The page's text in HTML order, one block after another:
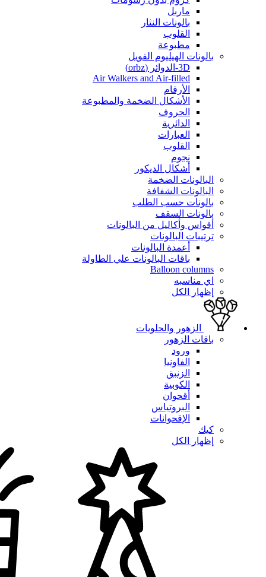
ماربل
بالونات النثار
القلوب
مطبوعة
بالونات الهيليوم الفويل
3D-الدوائر (orbz)
Air Walkers and Air-filled
الأرقام
الأشكال الضخمة والمطبوعة
الحروف
الدائرية
العبارات
القلوب
نجوم
أشكال الديكور
البالونات الضخمة
البالونات الشفافة
بالونات حسب الطلب
بالونات السقف
أقواس وأكاليل من البالونات
ترتيبات البالونات
أعمدة البالونات
باقات البالونات علي الطاولة
Balloon columns
اي مناسبه
إظهار الكل
الزهور والحلويات
باقات الزهور
ورود
الفاونيا
الزنبق
الكوبية
أقحوان
البروتياس
الإقحوانات
كيك
إظهار الكل